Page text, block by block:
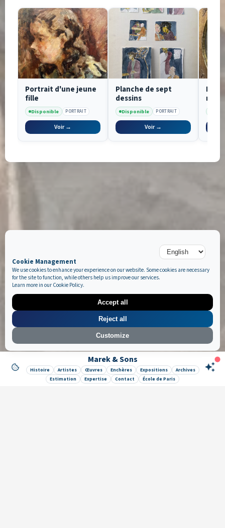
Portrait d'une jeune
fille
Disponible PORTRAIT
Voir →
Planche de sept
dessins
Disponible PORTRAIT
Voir →
de
Marek & Sons
Histoire Artistes Œuvres Enchères Expositions
Archives
Estimation
Expertise Contact École de Paris
Like it ? Share it !
Cookie Management
We use cookies to enhance your experience on our website. Some cookies are necessary
for the site to function, while others help us improve our services.
Learn more in our Cookie Policy.
Accept all
Reject all
Customize